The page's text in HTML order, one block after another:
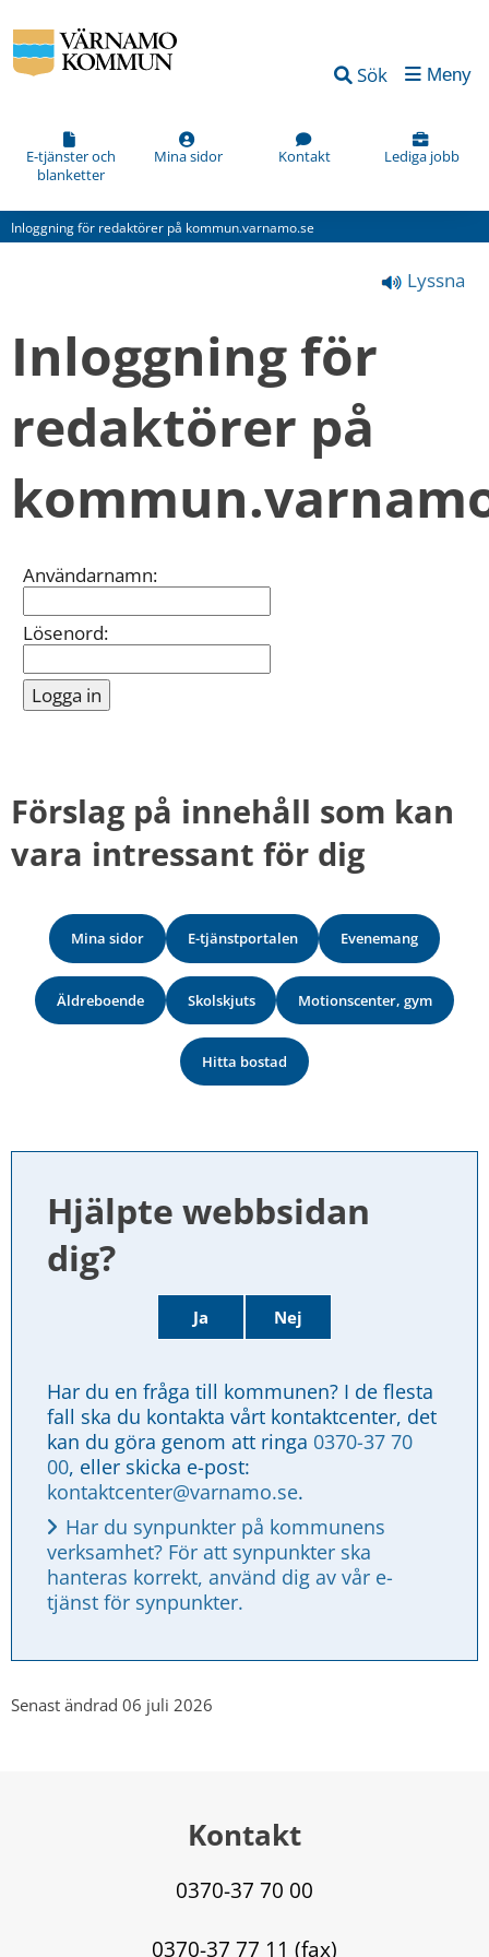
Sök Meny
E-tjänster och
blanketter
Mina sidor Kontakt Lediga jobb
Inloggning för redaktörer på kommun.varnamo.se
Lyssna
Inloggning för
redaktörer på
Inloggning
Användarnamn:
Lösenord:
Förslag på innehåll som kan
vara intressant för dig
Mina sidor E-tjänstportalen Evenemang
Äldreboende Skolskjuts Motionscenter, gym
Hitta bostad
Hjälpte webbsidan
dig?
Ja Nej
Har du en fråga till kommunen? I de flesta
fall ska du kontakta vårt kontaktcenter, det
kan du göra genom att ringa 0370-37 70
00
kontaktcenter@varnamo.se.
Har du synpunkter på kommunens
verksamhet? För att synpunkter ska
hanteras korrekt, använd dig av vår e-
tjänst för synpunkter.
Vad
kan
förbättra
den
här
(obligatorisk)
kan
informationen
bättre
dig?
Webbadress
sidan
Senast ändrad 06 juli 2026
Kontakt
0370-37 70 00
0370-37 77 11 (fax)